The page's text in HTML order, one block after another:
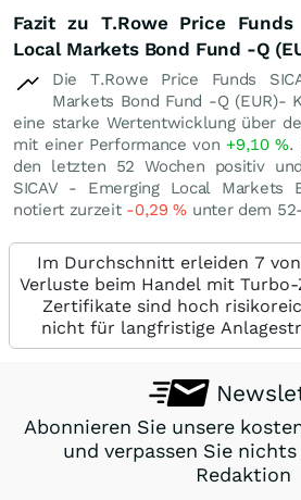
Fazit zu T.Rowe Price Funds
Local Markets Bond Fund -Q
Die T.Rowe Price Funds
Markets Bond Fund -Q (EUR)-
eine starke Wertentwicklung über
mit einer Performance von +9,10%.
den letzten 52 Wochen positiv
SICAV - Emerging Local Markets
notiert zurzeit -0,29% unter dem
Im Durchschnitt erleiden 7
Verluste beim Handel mit
Zertifikate sind hoch
nicht für langfristige
Abonnieren Sie unsere
und verpassen Sie
Redaktion